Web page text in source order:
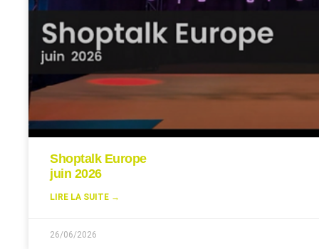
Shoptalk Europe
juin 2026
LIRE LA SUITE →
26/06/2026